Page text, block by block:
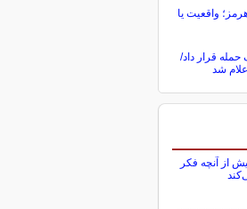
واقعیت یا
حمله قرار داد/
شد
از آنچه فکر